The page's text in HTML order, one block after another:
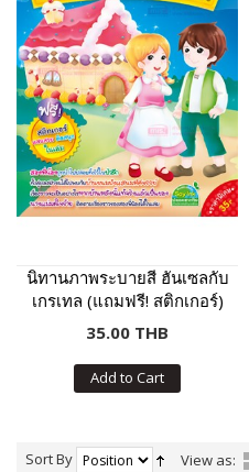
นิทานภาพระบายสี ฮันเซลกับ
เกรเทล (แถมฟรี! สติกเกอร์)
35.00 THB
Add to Cart
Sort By
View as: